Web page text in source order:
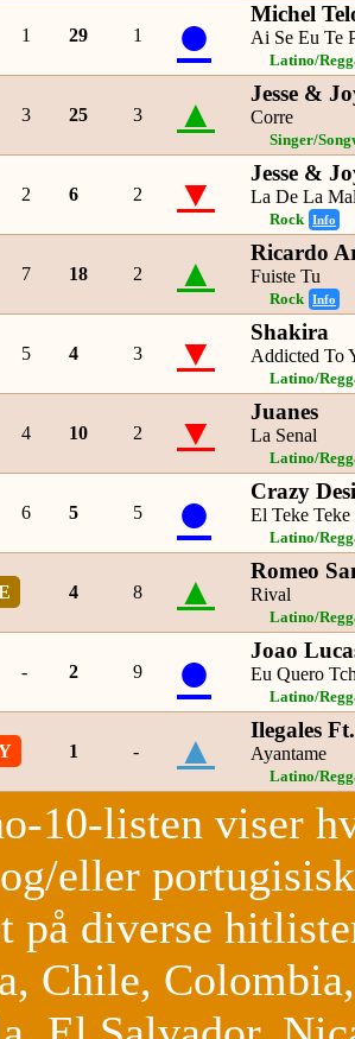
1 29 1 ● Michel
Ai Se Eu Te
Latino/
3 25 3 ▲ Jesse &
Corre
Singer/
2 6 2 ▼ Jesse &
La De La
Rock Info
7 18 2 ▲ Ricardo
Fuiste Tu
Rock Info
5 4 3 ▼ Shakira
Addicted To
Latino/
4 10 2 ▼ Juanes
La Senal
Latino/
6 5 5 ● Crazy
El Teke Teke
Latino/
4 8 ▲ Romeo
Rival
Latino/
- 2 9 ● Joao
Eu Quero
Latino/
1 - ▲ Ilegales
Ayantame
Latino/
10-listen viser
eller
på diverse
Chile,